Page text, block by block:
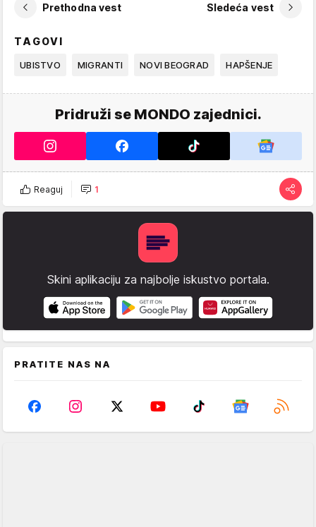
Prethodna vest Sledeća vest
TAGOVI
UBISTVO MIGRANTI NOVI BEOGRAD HAPŠENJE
Pridruži se MONDO zajednici.
Reaguj 1
Skini aplikaciju za najbolje iskustvo portala.
PRATITE NAS NA